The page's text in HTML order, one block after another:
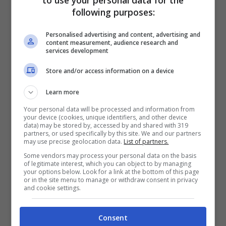
Ci sarebbe anche la possibilità di poter
vedere aumentarel’ingaggiol’anno
successivo ma è solo e tutto sulla carta
senza nessuna garanzia, mentre da altre
parti, il giocatore avrebbe ricevuto proposte
più ricche come dalFenerbahce
following purposes:
Personalised advertising and content, advertising and
content measurement, audience research and
services development
Store and/or access information on a device
Learn more
Your personal data will be processed and information from
your device (cookies, unique identifiers, and other device
data) may be stored by, accessed by and shared with 319
partners, or used specifically by this site. We and our partners
may use precise geolocation data. List of partners.
Some vendors may process your personal data on the basis
of legitimate interest, which you can object to by managing
your options below. Look for a link at the bottom of this page
or in the site menu to manage or withdraw consent in privacy
and cookie settings.
Consent